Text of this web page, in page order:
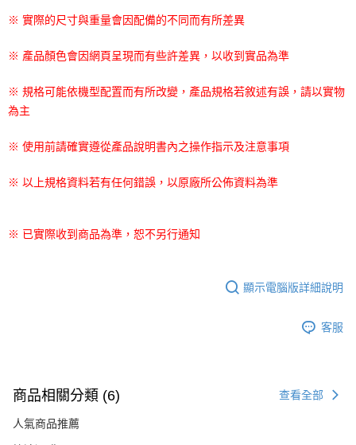
※ 實際的尺寸與重量會因配備的不同而有所差異
※ 產品顏色會因網頁呈現而有些許差異，以收到實品為準
※ 規格可能依機型配置而有所改變，產品規格若敘述有誤，請以實物
為主
※ 使用前請確實遵從產品說明書內之操作指示及注意事項
※ 以上規格資料若有任何錯誤，以原廠所公佈資料為準
※ 已實際收到商品為準，恕不另行通知
顯示電腦版詳細說明
客服
商品相關分類 (6) 查看全部
人氣商品推薦